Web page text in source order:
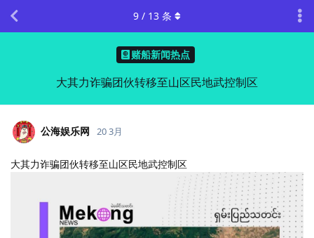
赌船新闻热点
大其力诈骗团伙转移至山区民地武控制区
9 / 13 条
公海娱乐网 20 3月
大其力诈骗团伙转移至山区民地武控制区